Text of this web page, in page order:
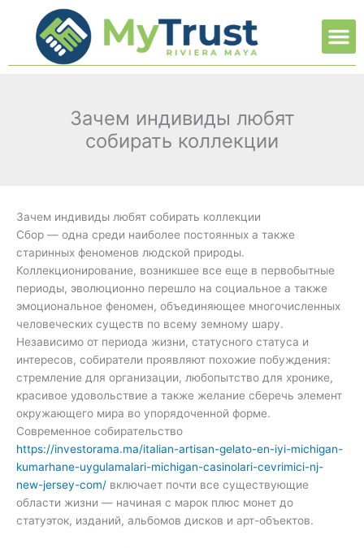
contenido
Зачем индивиды любят
собирать коллекции
Зачем индивиды любят собирать коллекции
Сбор — одна среди наиболее постоянных а также
старинных феноменов людской природы.
Коллекционирование, возникшее все еще в первобытные
периоды, эволюционно перешло на социальное а также
эмоциональное феномен, объединяющее многочисленных
человеческих существ по всему земному шару.
Независимо от периода жизни, статусного статуса и
интересов, собиратели проявляют похожие побуждения:
стремление для организации, любопытство для хронике,
красивое удовольствие а также желание сберечь элемент
окружающего мира во упорядоченной форме.
Современное собирательство
https://investorama.ma/italian-artisan-gelato-en-iyi-michigan-
kumarhane-uygulamalari-michigan-casinolari-cevrimici-nj-
new-jersey-com/ включает почти все существующие
области жизни — начиная с марок плюс монет до
статуэток, изданий, альбомов дисков и арт-объектов.